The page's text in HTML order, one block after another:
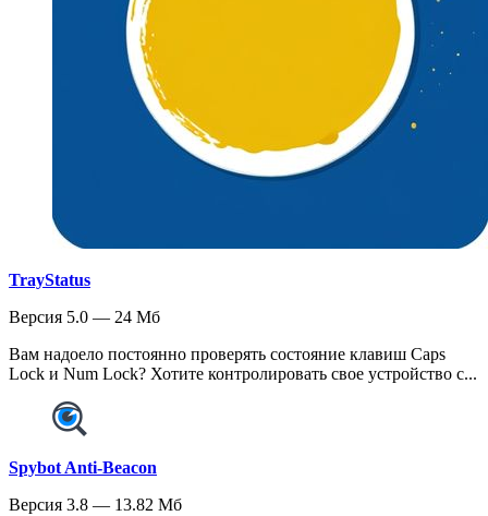
TrayStatus
Версия 5.0 — 24 Мб
Вам надоело постоянно проверять состояние клавиш Caps
Lock и Num Lock? Хотите контролировать свое устройство с...
Spybot Anti-Beacon
Версия 3.8 — 13.82 Мб